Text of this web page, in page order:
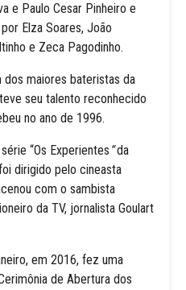
e Paulo Cesar Pinheiro e
Elza Soares, João
e Zeca Pagodinho.
maiores bateristas da
seu talento reconhecido
no ano de 1996.
“Os Experientes “da
dirigido pelo cineasta
com o sambista
da TV, jornalista Goulart
em 2016, fez uma
de Abertura dos